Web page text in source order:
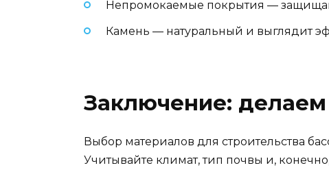
Непромокаемые покрытия —
Камень — натуральный и выглядит
Заключение:
Выбор материалов для строительства
Учитывайте климат, тип почвы и,